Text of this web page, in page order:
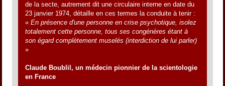
de la secte, autrement dit une circulaire interne en date du
23 janvier 1974, détaille en ces termes la conduite à tenir :
«En présence d'une personne en crise psychotique, isolez
totalement cette personne, tous ses congénères étant à
son égard complètement muselés (interdiction de lui parler)
»
Claude Boublil, un médecin pionnier de la scientologie
en France